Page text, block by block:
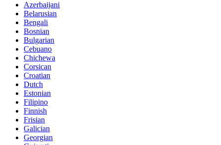
Azerbaijani
Belarusian
Bengali
Bosnian
Bulgarian
Cebuano
Chichewa
Corsican
Croatian
Dutch
Estonian
Filipino
Finnish
Frisian
Galician
Georgian